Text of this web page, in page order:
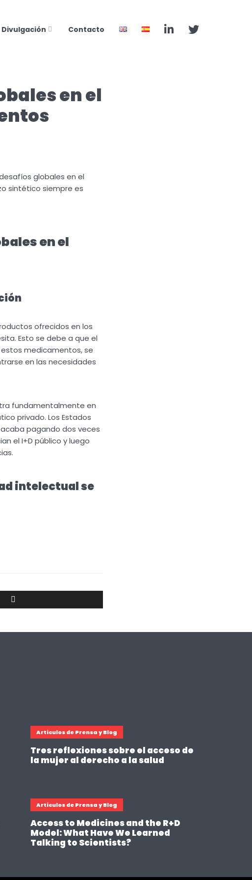
Divulgación Contacto
en el
globales en el
sintético siempre es
en el
ofrecidos en los
Esto se debe a que el
estos medicamentos, se
en las necesidades
fundamentalmente en
privado. Los Estados
pagando dos veces
el I+D público y luego
intelectual se
Artículos de Prensa y Blog
Tres reflexiones sobre el acceso de
la mujer al derecho a la salud
Artículos de Prensa y Blog
Access to Medicines and the R+D
Model: What Have We Learned
Talking to Scientists?